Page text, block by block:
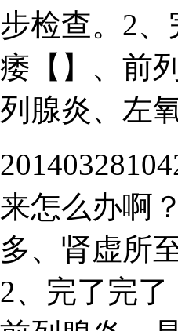
步检查。2
痿【】、前
列腺炎、左
来怎么办啊
多、肾虚所
2、完了完